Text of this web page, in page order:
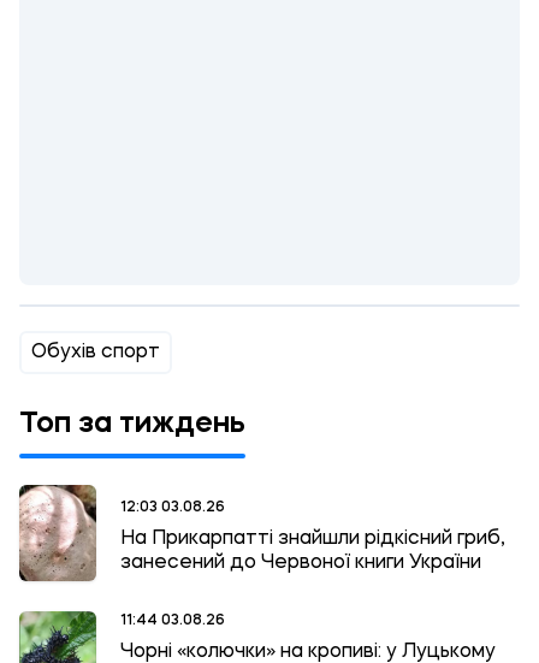
Обухів спорт
Топ за тиждень
12:03 03.08.26
На Прикарпатті знайшли рідкісний гриб,
занесений до Червоної книги України
11:44 03.08.26
Чорні «колючки» на кропиві: у Луцькому